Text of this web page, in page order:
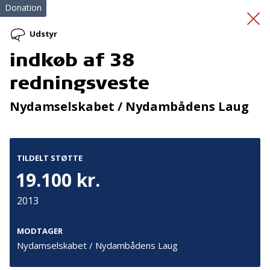
Familiecampingferie
2026
Donation
Udstyr
indkøb af 38
redningsveste
Nydamselskabet / Nydambådens Laug
TILDELT STØTTE
19.100 kr.
2013
MODTAGER
Nydamselskabet / Nydambådens Laug
Tilmeld nyhedsbrev
De seneste nyheder om TrygFondens og TryghedsGruppens
aktiviteter direkte i din indbakke.